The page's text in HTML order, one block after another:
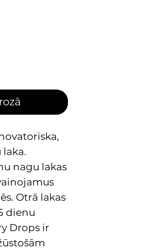
laka.
nagu lakas
Otrā lakas
dienu
Drops ir